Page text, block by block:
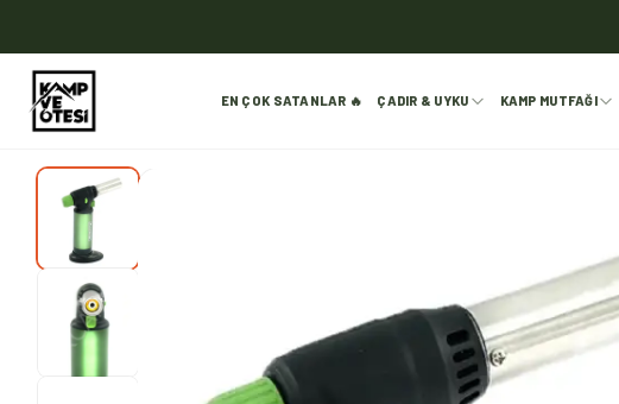
EN ÇOK SATANLAR 🔥 ÇADIR & UYKU KAMP MUTFAĞI